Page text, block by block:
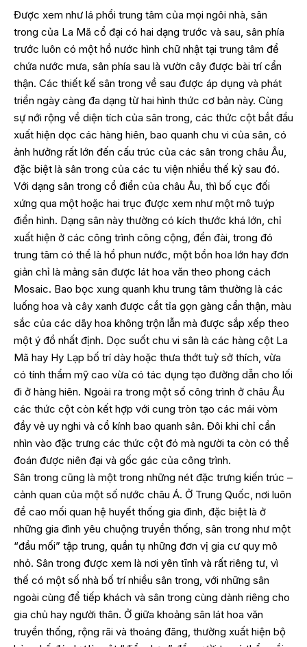
Được xem như lá phổi trung tâm của mọi ngôi nhà, sân
trong của La Mã cổ đại có hai dạng trước và sau, sân phía
trước luôn có một hồ nước hình chữ nhật tại trung tâm để
chứa nước mưa, sân phía sau là vườn cây được bài trí cẩn
thận. Các thiết kế sân trong về sau được áp dụng và phát
triển ngày càng đa dạng từ hai hình thức cơ bản này. Cùng
sự nới rộng về diện tích của sân trong, các thức cột bắt đầu
xuất hiện dọc các hàng hiên, bao quanh chu vi của sân, có
ảnh hưởng rất lớn đến cấu trúc của các sân trong châu Âu,
đặc biệt là sân trong của các tu viện nhiều thế kỷ sau đó.
Với dạng sân trong cổ điển của châu Âu, thì bố cục đối
xứng qua một hoặc hai trục được xem như một mô tuýp
điển hình. Dạng sân này thường có kích thước khá lớn, chỉ
xuất hiện ở các công trình công cộng, đền đài, trong đó
trung tâm có thể là hồ phun nước, một bồn hoa lớn hay đơn
giản chỉ là mảng sân được lát hoa văn theo phong cách
Mosaic. Bao bọc xung quanh khu trung tâm thường là các
luống hoa và cây xanh được cắt tỉa gọn gàng cẩn thận, màu
sắc của các dãy hoa không trộn lẫn mà được sắp xếp theo
một ý đồ nhất định. Dọc suốt chu vi sân là các hàng cột La
Mã hay Hy Lạp bố trí dày hoặc thưa thớt tuỳ sở thích, vừa
có tính thẩm mỹ cao vừa có tác dụng tạo đường dẫn cho lối
đi ở hàng hiên. Ngoài ra trong một số công trình ở châu Âu
các thức cột còn kết hợp với cung tròn tạo các mái vòm
đầy vẻ uy nghi và cổ kính bao quanh sân. Đôi khi chỉ cần
nhìn vào đặc trưng các thức cột đó mà người ta còn có thể
đoán được niên đại và gốc gác của công trình.
Sân trong cũng là một trong những nét đặc trưng kiến trúc –
cảnh quan của một số nước châu Á. Ở Trung Quốc, nơi luôn
đề cao mối quan hệ huyết thống gia đình, đặc biệt là ở
những gia đình yêu chuộng truyền thống, sân trong như một
“đầu mối” tập trung, quần tụ những đơn vị gia cư quy mô
nhỏ. Sân trong được xem là nơi yên tĩnh và rất riêng tư, vì
thế có một số nhà bố trí nhiều sân trong, với những sân
ngoài cùng để tiếp khách và sân trong cùng dành riêng cho
gia chủ hay người thân. Ở giữa khoảng sân lát hoa văn
truyền thống, rộng rãi và thoáng đãng, thường xuất hiện bộ